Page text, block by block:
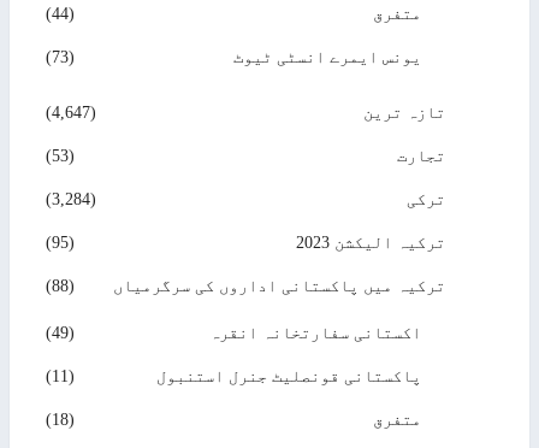
متفرق (44)
یونس ایمرے انسٹی ٹیوٹ (73)
تازہ ترین (4,647)
تجارت (53)
ترکی (3,284)
ترکیہ الیکشن 2023 (95)
ترکیہ میں پاکستانی اداروں کی سرگرمیاں (88)
اکستانی سفارتخانہ انقرہ (49)
پاکستانی قونصلیٹ جنرل استنبول (11)
متفرق (18)